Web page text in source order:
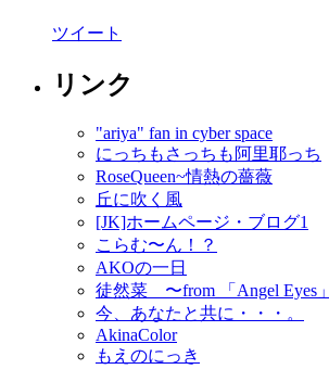
ツイート
リンク
"ariya" fan in cyber space
にっちもさっちも阿里耶っち
RoseQueen~情熱の薔薇
丘に吹く風
[JK]ホームページ・ブログ1
こらむ〜ん！？
AKOの一日
徒然菜 〜from 「Angel Eyes
今、あなたと共に・・・。
AkinaColor
もえのにっき